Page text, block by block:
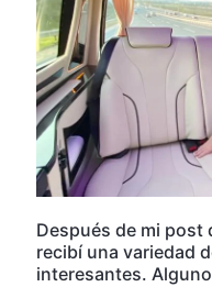
Después de mi post
recibí una variedad
interesantes.